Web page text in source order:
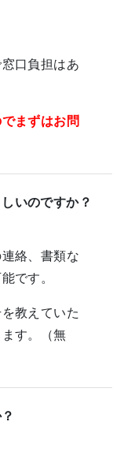
口負担はあ
まずはお問
いのですか？
絡、書類な
です。
教えていた
す。（無